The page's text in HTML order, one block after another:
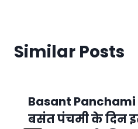
Similar Posts
Basant
बसंत पंचमी के दिन